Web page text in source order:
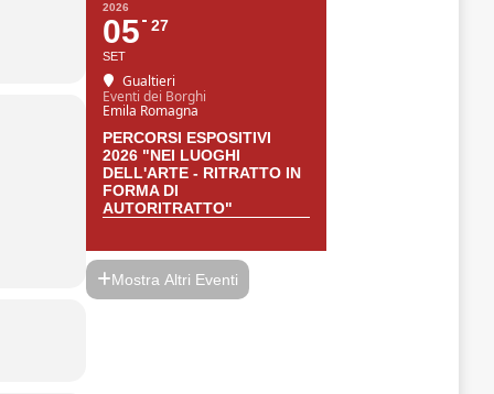
2026
05
SET
27
Gualtieri
Eventi dei Borghi
Emila Romagna
PERCORSI ESPOSITIVI
2026 "NEI LUOGHI
DELL'ARTE - RITRATTO IN
FORMA DI
AUTORITRATTO"
Mostra Altri Eventi